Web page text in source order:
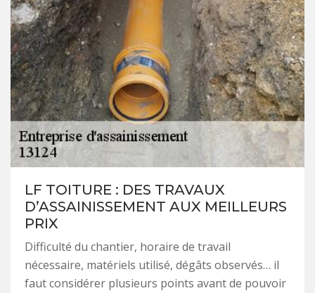
LF TOITURE : DES TRAVAUX
D’ASSAINISSEMENT AUX MEILLEURS
PRIX
Difficulté du chantier, horaire de travail
nécessaire, matériels utilisé, dégâts observés… il
faut considérer plusieurs points avant de pouvoir